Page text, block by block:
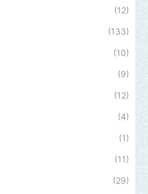
(12)
(133)
(10)
(9)
(12)
(4)
(1)
(11)
(29)